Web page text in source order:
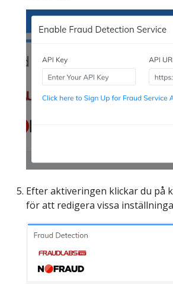
Efter aktiveringen klickar du på
för att redigera vissa